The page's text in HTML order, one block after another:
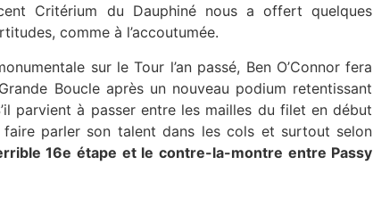
Critérium du Dauphiné nous a offert quelques
comme à l’accoutumée.
sur le Tour l’an passé, Ben O’Connor fera
Boucle après un nouveau podium retentissant
parvient à passer entre les mailles du filet en début
parler son talent dans les cols et surtout selon
16e étape et le contre-la-montre entre Passy